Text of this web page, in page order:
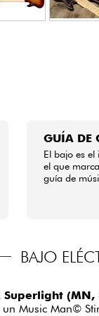
GUÍA DE
El bajo es
el que
guía de
BAJO
Superlight
Music Man©